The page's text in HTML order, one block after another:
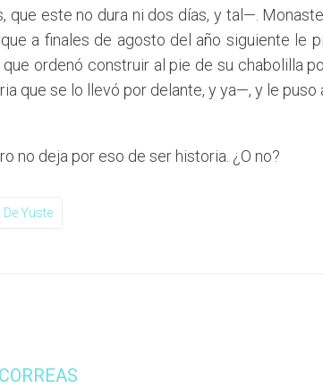
este no dura ni dos días, y tal—.
a finales de agosto del año siguiente le
ordenó construir al pie de su chabolilla
que se lo llevó por delante, y ya—, y le puso
no deja por eso de ser historia. ¿O no?
Yuste